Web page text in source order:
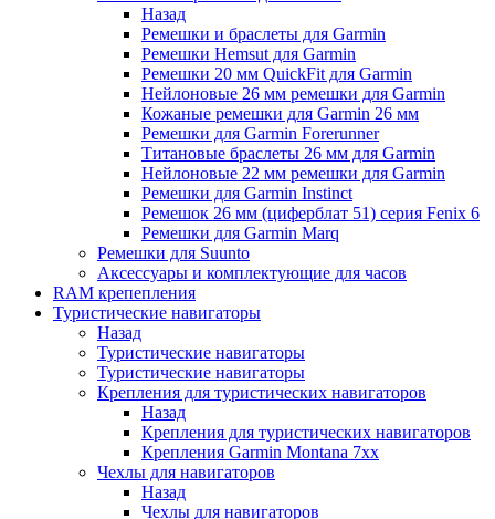
Назад
Ремешки и браслеты для Garmin
Ремешки Hemsut для Garmin
Ремешки 20 мм QuickFit для Garmin
Нейлоновые 26 мм ремешки для Garmin
Кожаные ремешки для Garmin 26 мм
Ремешки для Garmin Forerunner
Титановые браслеты 26 мм для Garmin
Нейлоновые 22 мм ремешки для Garmin
Ремешки для Garmin Instinct
Ремешок 26 мм (циферблат 51) серия Fenix 6
Ремешки для Garmin Marq
Ремешки для Suunto
Аксессуары и комплектующие для часов
RAM крепепления
Туристические навигаторы
Назад
Туристические навигаторы
Туристические навигаторы
Крепления для туристических навигаторов
Назад
Крепления для туристических навигаторов
Крепления Garmin Montana 7xx
Чехлы для навигаторов
Назад
Чехлы для навигаторов